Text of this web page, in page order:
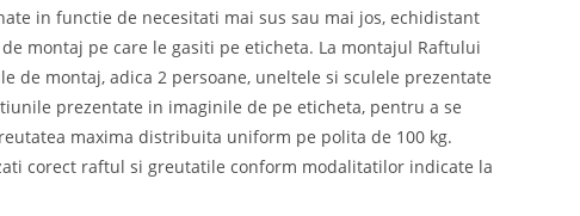
in functie de necesitati mai sus sau mai jos, echidistant
montaj pe care le gasiti pe eticheta. La montajul Raftului
montaj, adica 2 persoane, uneltele si sculele prezentate
prezentate in imaginile de pe eticheta, pentru a se
maxima distribuita uniform pe polita de 100 kg.
corect raftul si greutatile conform modalitatilor indicate la